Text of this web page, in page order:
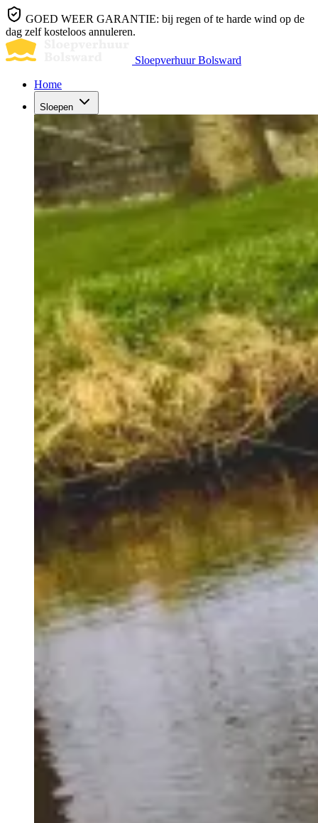
GOED WEER GARANTIE: bij regen of te harde wind op de
dag zelf kosteloos annuleren.
Sloepverhuur Bolsward
Home
Sloepen